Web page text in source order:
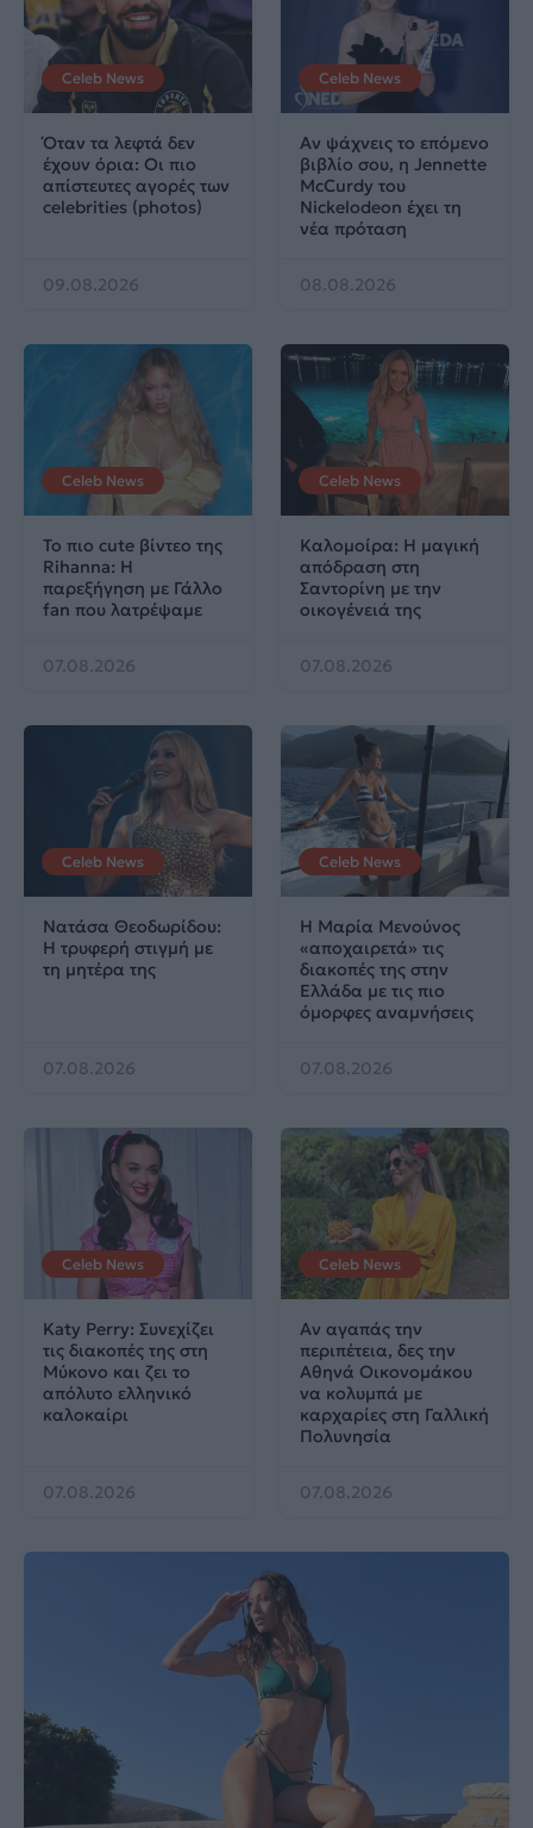
Celeb News
Όταν τα λεφτά δεν
έχουν όρια: Οι πιο
απίστευτες αγορές των
celebrities (photos)
09.08.2026
Celeb News
Αν ψάχνεις το επόμενο
βιβλίο σου, η Jennette
McCurdy του
Nickelodeon έχει τη
νέα πρόταση
08.08.2026
Celeb News
Το πιο cute βίντεο της
Rihanna: Η
παρεξήγηση με Γάλλο
fan που λατρέψαμε
07.08.2026
Celeb News
Καλομοίρα: Η μαγική
απόδραση στη
Σαντορίνη με την
οικογένειά της
07.08.2026
Celeb News
Νατάσα Θεοδωρίδου:
Η τρυφερή στιγμή με
τη μητέρα της
07.08.2026
Celeb News
Η Μαρία Μενούνος
«αποχαιρετά» τις
διακοπές της στην
Ελλάδα με τις πιο
όμορφες αναμνήσεις
07.08.2026
Celeb News
Katy Perry: Συνεχίζει
τις διακοπές της στη
Μύκονο και ζει το
απόλυτο ελληνικό
καλοκαίρι
07.08.2026
Celeb News
Αν αγαπάς την
περιπέτεια, δες την
Αθηνά Οικονομάκου
να κολυμπά με
καρχαρίες στη Γαλλική
Πολυνησία
07.08.2026